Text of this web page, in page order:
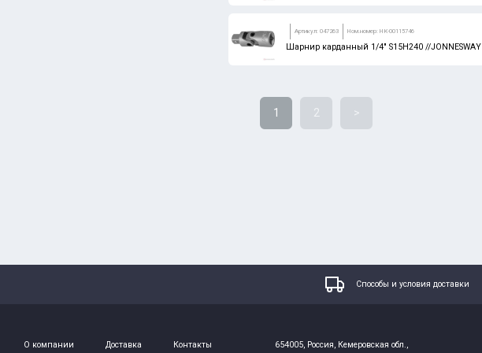
Артикул: 047263 Ном.номер: НК-00115746
Шарнир карданный 1/4" S15H240 //JONNESWAY
1 2 >
Способы и условия доставки
О компании Доставка Контакты 654005, Россия, Кемеровская обл.,